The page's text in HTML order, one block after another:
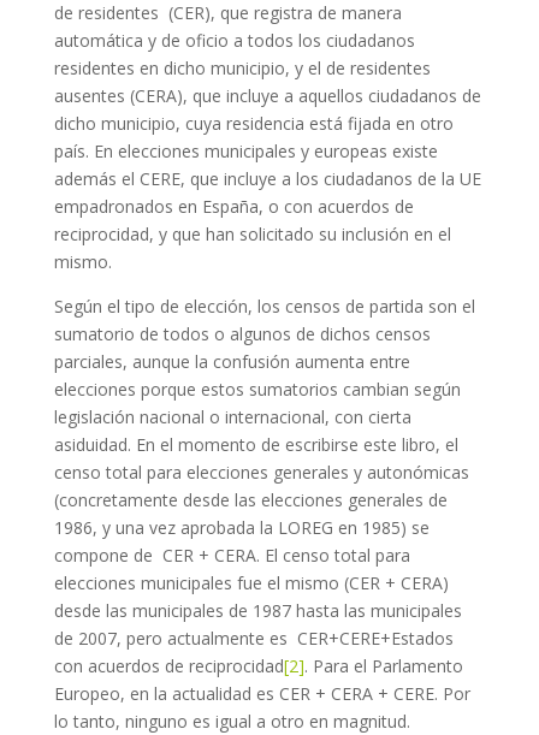
de residentes (CER), que registra de manera
automática y de oficio a todos los ciudadanos
residentes en dicho municipio, y el de residentes
ausentes (CERA), que incluye a aquellos ciudadanos de
dicho municipio, cuya residencia está fijada en otro
país. En elecciones municipales y europeas existe
además el CERE, que incluye a los ciudadanos de la UE
empadronados en España, o con acuerdos de
reciprocidad, y que han solicitado su inclusión en el
mismo.
Según el tipo de elección, los censos de partida son el
sumatorio de todos o algunos de dichos censos
parciales, aunque la confusión aumenta entre
elecciones porque estos sumatorios cambian según
legislación nacional o internacional, con cierta
asiduidad. En el momento de escribirse este libro, el
censo total para elecciones generales y autonómicas
(concretamente desde las elecciones generales de
1986, y una vez aprobada la LOREG en 1985) se
compone de CER + CERA. El censo total para
elecciones municipales fue el mismo (CER + CERA)
desde las municipales de 1987 hasta las municipales
de 2007, pero actualmente es CER+CERE+Estados
con acuerdos de reciprocidad[2]. Para el Parlamento
Europeo, en la actualidad es CER + CERA + CERE. Por
lo tanto, ninguno es igual a otro en magnitud.